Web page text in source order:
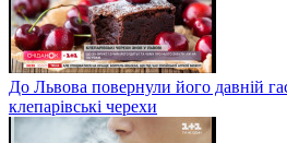
До Львова повернули його давній
клепарівські черехи